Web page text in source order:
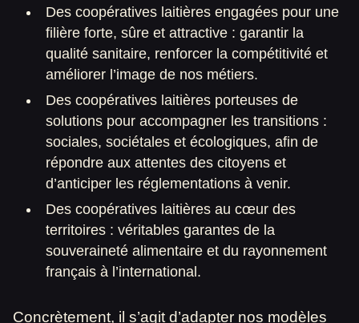
Des coopératives laitières engagées pour une
filière forte, sûre et attractive : garantir la
qualité sanitaire, renforcer la compétitivité et
améliorer l’image de nos métiers.
Des coopératives laitières porteuses de
solutions pour accompagner les transitions :
sociales, sociétales et écologiques, afin de
répondre aux attentes des citoyens et
d’anticiper les réglementations à venir.
Des coopératives laitières au cœur des
territoires : véritables garantes de la
souveraineté alimentaire et du rayonnement
français à l’international.
Concrètement, il s’agit d’adapter nos modèles